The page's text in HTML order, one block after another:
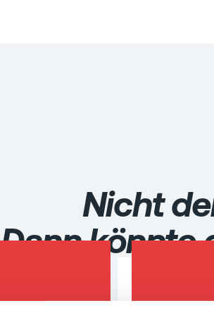
Nicht
Dann könnte